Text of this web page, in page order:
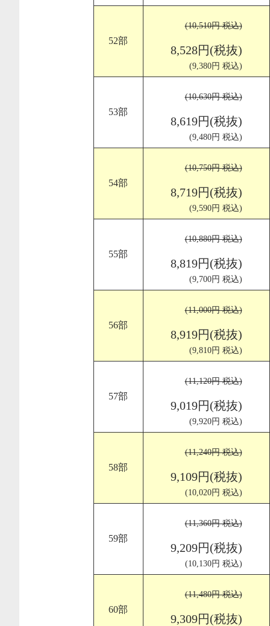
52部
(10,510円 税込)
8,528円(税抜)
(9,380円 税込)
53部
(10,630円 税込)
8,619円(税抜)
(9,480円 税込)
54部
(10,750円 税込)
8,719円(税抜)
(9,590円 税込)
55部
(10,880円 税込)
8,819円(税抜)
(9,700円 税込)
56部
(11,000円 税込)
8,919円(税抜)
(9,810円 税込)
57部
(11,120円 税込)
9,019円(税抜)
(9,920円 税込)
58部
(11,240円 税込)
9,109円(税抜)
(10,020円 税込)
59部
(11,360円 税込)
9,209円(税抜)
(10,130円 税込)
60部
(11,480円 税込)
9,309円(税抜)